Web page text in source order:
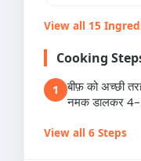
View all 15
Cooking
1
बीफ़ को अच्छी
नमक डालकर
View all 6 Steps